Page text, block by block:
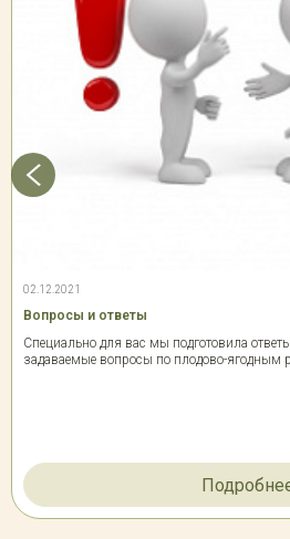
02.12.2021
Вопросы и ответы
Специально для вас мы подготовила
задаваемые вопросы по плодово-ягодным